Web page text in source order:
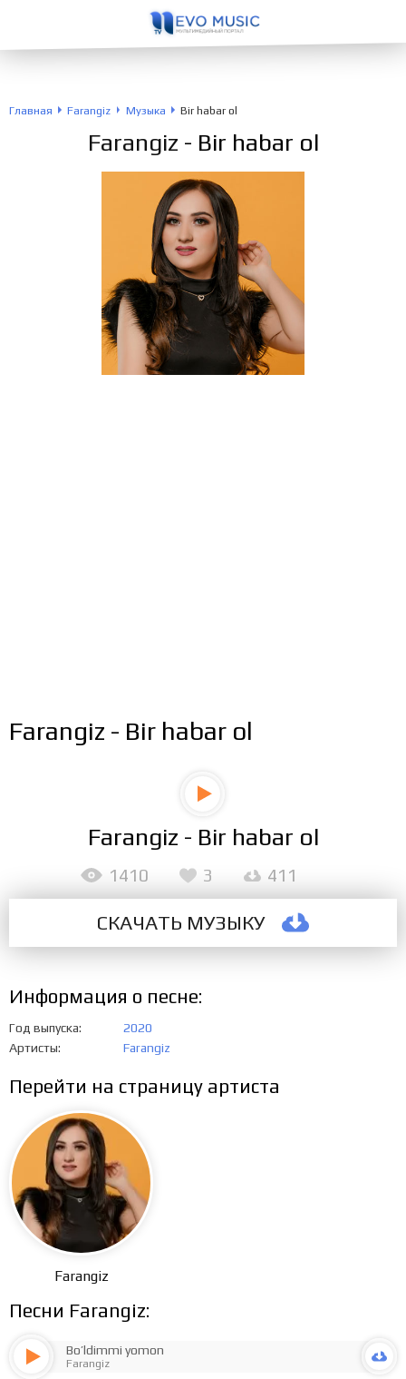
Главная Farangiz Музыка Bir habar ol
Farangiz - Bir habar ol
Farangiz - Bir habar ol
Farangiz - Bir habar ol
СКАЧАТЬ МУЗЫКУ
1410 3 411
Информация о песне:
Год выпуска
2020
Артисты
Farangiz
Перейти на страницу артиста
Farangiz
Песни Farangiz:
Bo’ldimmi yomon
Farangiz